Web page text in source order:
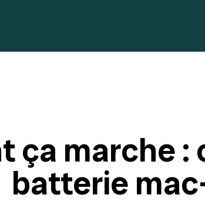
ça marche
batterie